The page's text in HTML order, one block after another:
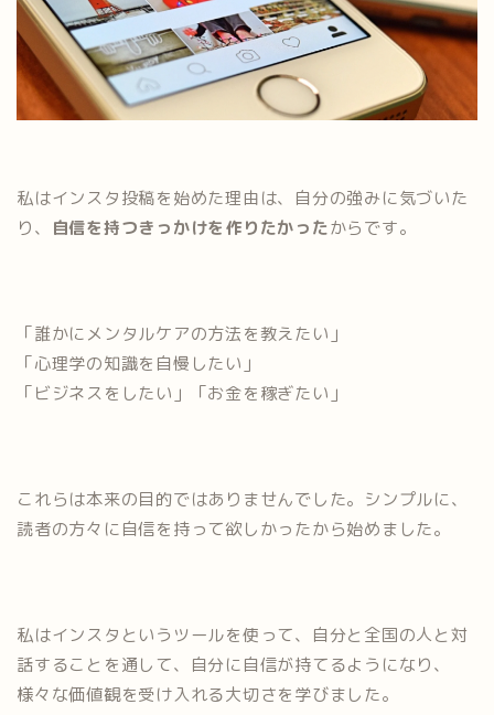
私はインスタ投稿を始めた理由は、自分の強みに気づいた
り、
自信を持つきっかけを作りたかったからです。
「誰かにメンタルケアの方法を教えたい」
「心理学の知識を自慢したい」
「ビジネスをしたい」「お金を稼ぎたい」
これらは本来の目的ではありませんでした。シンプルに、
読者の方々に自信を持って欲しかったから始めました。
私はインスタというツールを使って、自分と全国の人と対
話することを通して、自分に自信が持てるようになり、
様々な価値観を受け入れる大切さを学びました。